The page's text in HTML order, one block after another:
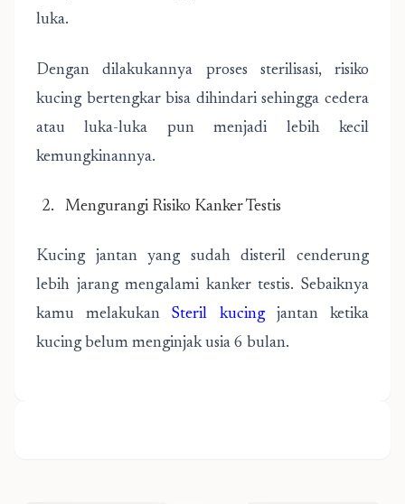
luka.
Dengan dilakukannya proses sterilisasi, risiko
kucing bertengkar bisa dihindari sehingga cedera
atau luka-luka pun menjadi lebih kecil
kemungkinannya.
Mengurangi Risiko Kanker Testis
Kucing jantan yang sudah disteril cenderung
lebih jarang mengalami kanker testis. Sebaiknya
kamu melakukanSteril kucingjantan ketika
kucing belum menginjak usia 6 bulan.